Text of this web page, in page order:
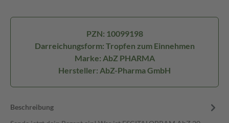
PZN: 10099198
Darreichungsform: Tropfen zum Einnehmen
Marke: AbZ PHARMA
Hersteller: AbZ-Pharma GmbH
Beschreibung